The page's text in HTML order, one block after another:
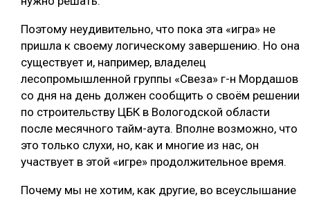
Поэтому неудивительно, что пока эта «игра» не
пришла к своему логическому завершению. Но она
существует и, например, владелец
лесопромышленной группы «Свеза» г-н Мордашов
со дня на день должен сообщить о своём решении
по строительству ЦБК в Вологодской области
после месячного тайм-аута. Вполне возможно, что
это только слухи, но, как и многие из нас, он
участвует в этой «игре» продолжительное время.
Почему мы не хотим, как другие, во всеуслышание